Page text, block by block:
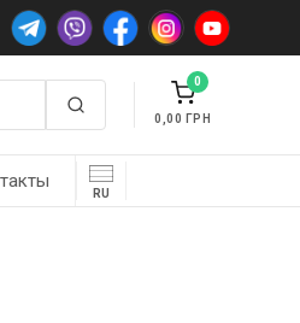
0
0,00
RU